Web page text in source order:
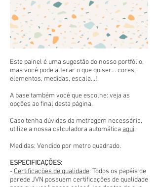
Este painel é uma sugestão do nosso portfólio,
mas você pode alterar o que quiser... cores,
elementos, medidas, escala...!
A base também você que escolhe: veja as
opções ao final desta página.
Caso tenha dúvidas da metragem necessária,
utilize a nossa calculadora automática aqui.
Medidas: Vendido por metro quadrado.
ESPECIFICAÇÕES:
- Certificações de qualidade: Todos os papéis de
parede JVN possuem certificações de qualidade